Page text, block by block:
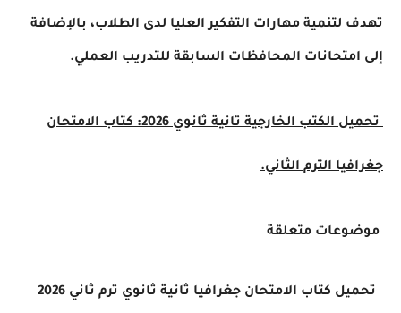
تهدف لتنمية مهارات التفكير العليا لدى الطلاب، بالإضافة
إلى امتحانات المحافظات السابقة للتدريب العملي.
تحميل الكتب الخارجية تانية ثانوي 2026: كتاب الامتحان
جغرافيا الترم الثاني.
موضوعات متعلقة
تحميل كتاب الامتحان جغرافيا ثانية ثانوي ترم ثاني 2026